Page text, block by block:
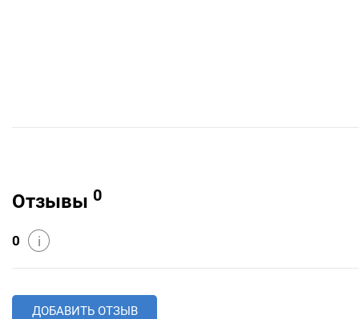
Отзывы 0
0 i
ДОБАВИТЬ ОТЗЫВ